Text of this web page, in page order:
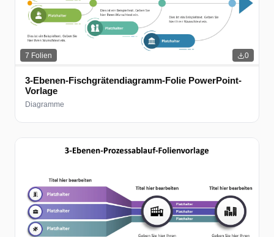
7 Folien 0
3-Ebenen-Fischgrätendiagramm-Folie PowerPoint-
Vorlage
Diagramme